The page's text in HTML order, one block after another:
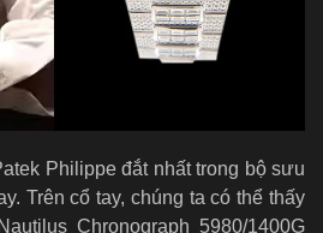
Philippe đắt nhất trong bộ sưu
Trên cổ tay, chúng ta có thể thấy
Chronograph 5980/1400G